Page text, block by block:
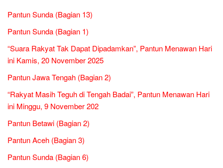
Pantun Sunda (Bagian 13)
Pantun Sunda (Bagian 1)
“Suara Rakyat Tak Dapat Dipadamkan”, Pantun Menawan Hari
ini Kamis, 20 November 2025
Pantun Jawa Tengah (Bagian 2)
“Rakyat Masih Teguh di Tengah Badai”, Pantun Menawan Hari
ini Minggu, 9 November 202
Pantun Betawi (Bagian 2)
Pantun Aceh (Bagian 3)
Pantun Sunda (Bagian 6)